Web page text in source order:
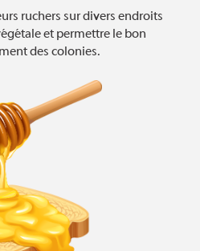
ruchers sur divers endroits
et permettre le bon
des colonies.